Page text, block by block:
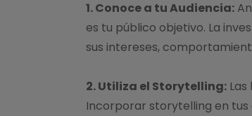
1. Conoce a tu Audiencia:
es tu público objetivo. La
sus intereses,
2. Utiliza el Storytelling:
Incorporar storytelling en